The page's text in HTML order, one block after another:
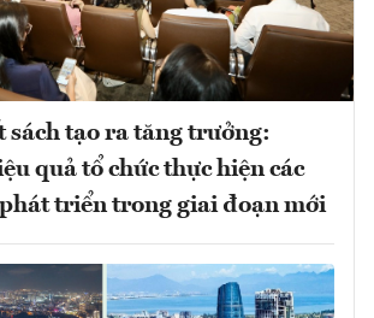
sách tạo ra tăng trưởng:
quả tổ chức thực hiện các
triển trong giai đoạn mới